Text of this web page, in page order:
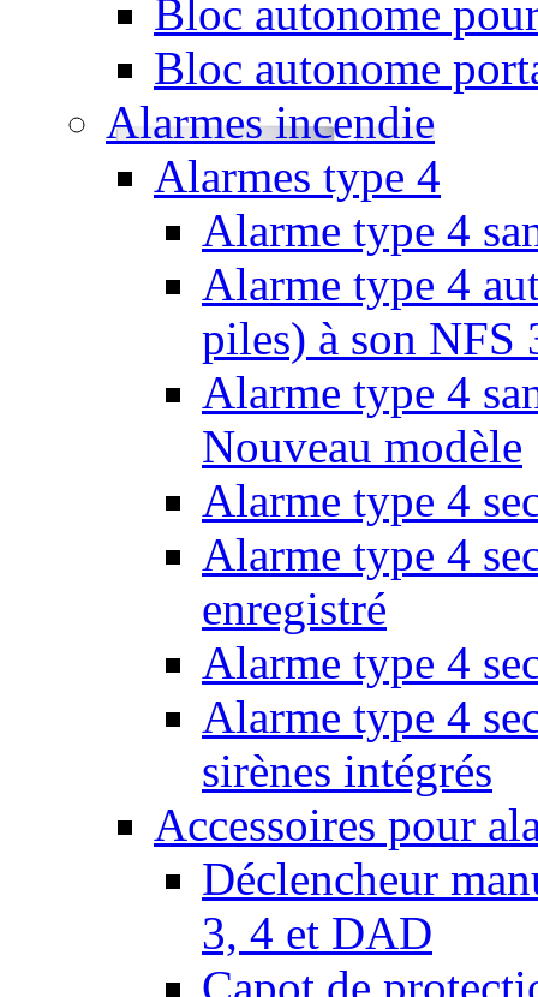
Bloc autonome
Bloc autonome
Alarmes incendie
Alarmes type 4
Alarme type 4
Alarme type 4
piles) à son NFS
Alarme type 4
Nouveau modèle
Alarme type 4
Alarme type 4
enregistré
Alarme type 4
Alarme type 4
sirènes intégrés
Accessoires pour
Déclencheur
3, 4 et DAD
Capot de